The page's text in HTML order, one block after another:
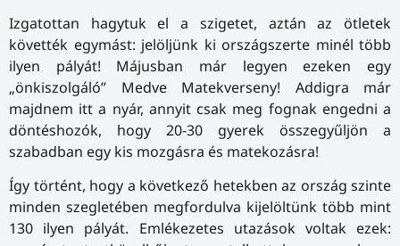
Izgatottan hagytuk el a szigetet, aztán az ötletek
követték egymást: jelöljünk ki országszerte minél több
ilyen pályát! Májusban már legyen ezeken egy
„önkiszolgáló” Medve Matekverseny! Addigra már
majdnem itt a nyár, annyit csak meg fognak engedni a
döntéshozók, hogy 20-30 gyerek összegyűljön a
szabadban egy kis mozgásra és matekozásra!
Így történt, hogy a következő hetekben az ország szinte
minden szegletében megfordulva kijelöltünk több mint
130 ilyen pályát. Emlékezetes utazások voltak ezek: